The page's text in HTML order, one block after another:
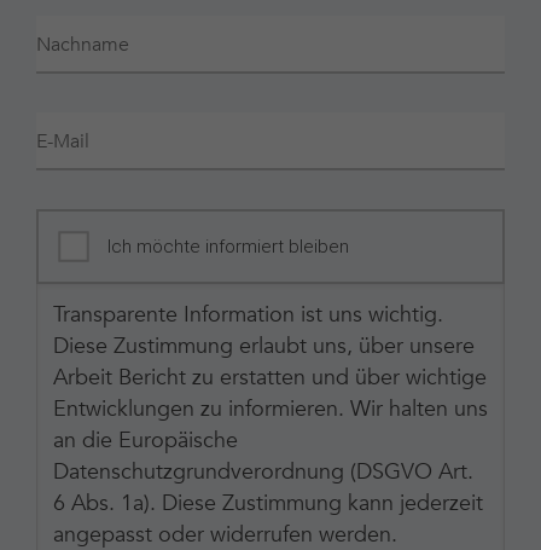
Nachname
E-Mail
Ich möchte informiert bleiben
Transparente Information ist uns wichtig.
Diese Zustimmung erlaubt uns, über unsere
Arbeit Bericht zu erstatten und über wichtige
Entwicklungen zu informieren. Wir halten uns
an die Europäische
Datenschutzgrundverordnung (DSGVO Art.
6 Abs. 1a). Diese Zustimmung kann jederzeit
angepasst oder widerrufen werden.